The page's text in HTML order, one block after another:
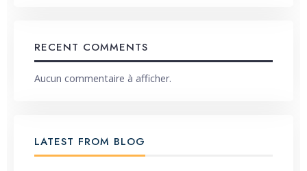
RECENT COMMENTS
Aucun commentaire à afficher.
LATEST FROM BLOG